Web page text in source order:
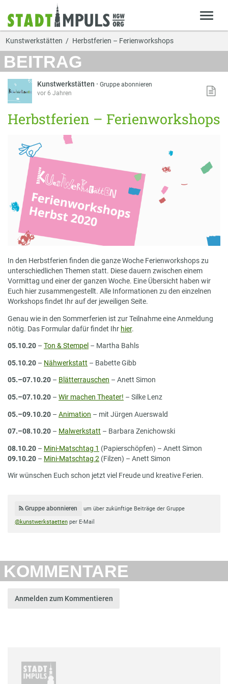
Kunstwerkstätten Herbstferien – Ferienworkshops
BEITRAG
Kunstwerkstätten ·Gruppe abonnieren
vor 6 Jahren
Herbstferien – Ferienworkshops
In den Herbstferien finden die ganze Woche Ferienworkshops zu
unterschiedlichen Themen statt. Diese dauern zwischen einem
Vormittag und einer der ganzen Woche. Eine Übersicht haben wir
Euch hier zusammengestellt. Alle Informationen zu den einzelnen
Workshops findet Ihr auf der jeweiligen Seite.
Genau wie in den Sommerferien ist zur Teilnahme eine Anmeldung
nötig. Das Formular dafür findet Ihr hier.
05.10.20 – Ton & Stempel – Martha Bahls
05.10.20 – Nähwerkstatt – Babette Gibb
05.–07.10.20 – Blätterrauschen – Anett Simon
05.–07.10.20 – Wir machen Theater! – Silke Lenz
05.–09.10.20 – Animation – mit Jürgen Auerswald
07.–08.10.20 – Malwerkstatt – Barbara Zenichowski
08.10.20 – Mini-Matschtag 1 (Papierschöpfen) – Anett Simon
09.10.20 – Mini-Matschtag 2 (Filzen) – Anett Simon
Wir wünschen Euch schon jetzt viel Freude und kreative Ferien.
Gruppe abonnieren
um über zukünftige Beiträge der Gruppe
@kunstwerkstaettenper E-Mail
KOMMENTARE
Anmelden zum Kommentieren